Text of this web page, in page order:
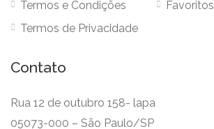
Termos e Condições
Termos de Privacidade
Favoritos
Contato
Rua 12 de outubro 158- lapa
05073-000 – São Paulo/SP